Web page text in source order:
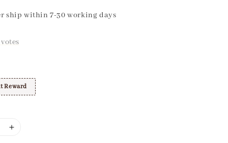
ship within 7-30 working days
Reward